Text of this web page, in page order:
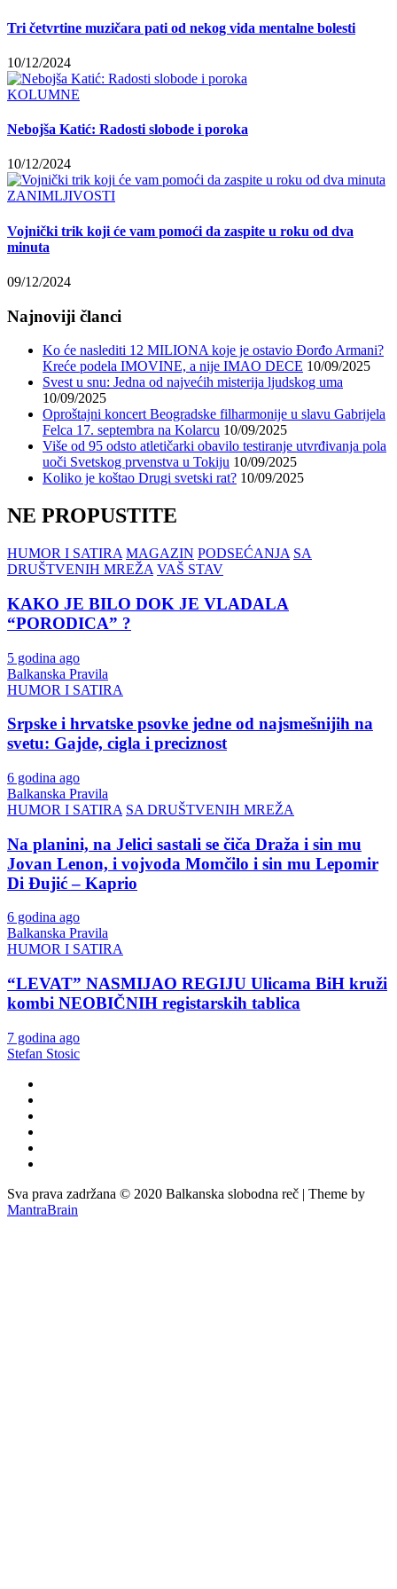
Tri četvrtine muzičara pati od nekog vida mentalne bolesti
10/12/2024
KOLUMNE
Nebojša Katić: Radosti slobode i poroka
10/12/2024
ZANIMLJIVOSTI
Vojnički trik koji će vam pomoći da zaspite u roku od dva
minuta
09/12/2024
Najnoviji članci
Ko će naslediti 12 MILIONA koje je ostavio Đorđo Armani?
Kreće podela IMOVINE, a nije IMAO DECE 10/09/2025
Svest u snu: Jedna od najvećih misterija ljudskog uma
10/09/2025
Oproštajni koncert Beogradske filharmonije u slavu Gabrijela
Felca 17. septembra na Kolarcu 10/09/2025
Više od 95 odsto atletičarki obavilo testiranje utvrđivanja pola
uoči Svetskog prvenstva u Tokiju 10/09/2025
Koliko je koštao Drugi svetski rat? 10/09/2025
NE PROPUSTITE
HUMOR I SATIRA MAGAZIN PODSEĆANJA SA
DRUŠTVENIH MREŽA VAŠ STAV
KAKO JE BILO DOK JE VLADALA
“PORODICA” ?
5 godina ago
Balkanska Pravila
HUMOR I SATIRA
Srpske i hrvatske psovke jedne od najsmešnijih na
svetu: Gajde, cigla i preciznost
6 godina ago
Balkanska Pravila
HUMOR I SATIRA SA DRUŠTVENIH MREŽA
Na planini, na Jelici sastali se čiča Draža i sin mu
Jovan Lenon, i vojvoda Momčilo i sin mu Lepomir
Di Đujić – Kaprio
6 godina ago
Balkanska Pravila
HUMOR I SATIRA
“LEVAT” NASMIJAO REGIJU Ulicama BiH kruži
kombi NEOBIČNIH registarskih tablica
7 godina ago
Stefan Stosic
Sva prava zadržana © 2020 Balkanska slobodna reč | Theme by
MantraBrain